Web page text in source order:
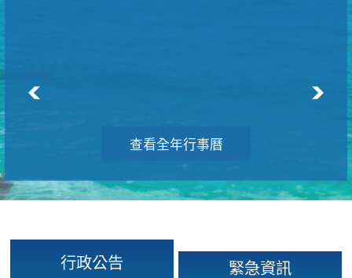
查看全年行事曆
行政公告 緊急資訊